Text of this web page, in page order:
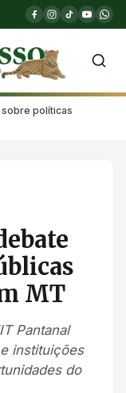
políticas
MT
Pantanal
instituições
do